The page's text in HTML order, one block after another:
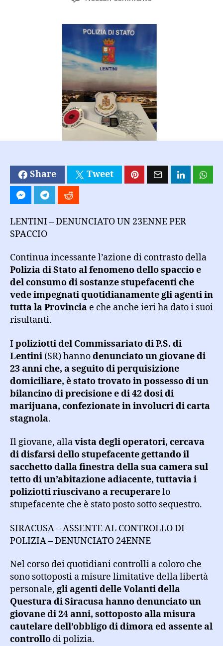
spaccio.
Denunciato
assente
al
controllo
di
polizia
Share Tweet
LENTINI – DENUNCIATO UN 23ENNE PER
SPACCIO
Continua incessante l’azione di contrasto della
Polizia di Stato al fenomeno dello spaccio e
del consumo di sostanze stupefacenti che
vede impegnati quotidianamente gli agenti in
tutta la Provincia e che anche ieri ha dato i suoi
risultanti.
I poliziotti del Commissariato di P.S. di
Lentini (SR) hannodenunciato un giovane di
23 anni che, a seguito di perquisizione
domiciliare, è stato trovato in possesso di un
bilancino di precisione e di 42 dosi di
marijuana, confezionate in involucri di carta
stagnola.
Il giovane, allavista degli operatori, cercava
di disfarsi dello stupefacente gettando il
sacchetto dalla finestra della sua camera sul
tetto di un’abitazione adiacente, tuttavia i
poliziotti riuscivano a recuperarelo
stupefacente che è stato posto sotto sequestro.
SIRACUSA – ASSENTE AL CONTROLLO DI
POLIZIA – DENUNCIATO 24ENNE
Nel corso dei quotidiani controlli a coloro che
sono sottoposti a misure limitative della libertà
personale, gli agenti delle Volanti della
Questura di Siracusa hanno denunciato un
giovane di 24 anni, sottoposto alla misura
cautelare dell’obbligo di dimora ed assente al
controllo di polizia.